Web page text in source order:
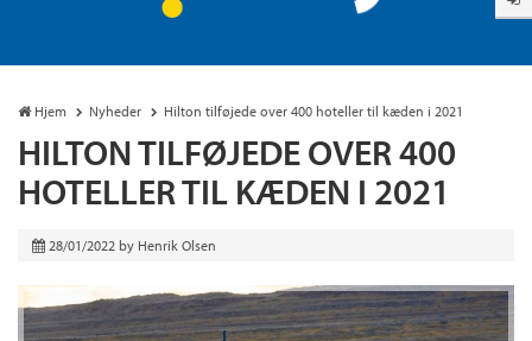
Hjem Nyheder Hilton tilføjede over 400 hoteller til kæden i 2021
HILTON TILFØJEDE OVER 400
HOTELLER TIL KÆDEN I 2021
28/01/2022 by Henrik Olsen